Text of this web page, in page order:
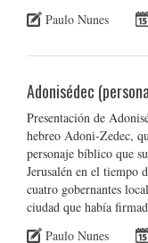
Paulo Nunes
Adonisédec
Presentación de
hebreo Adoni-Zedec,
personaje bíblico que
Jerusalén en el tiempo
cuatro gobernantes
ciudad que había
Paulo Nunes